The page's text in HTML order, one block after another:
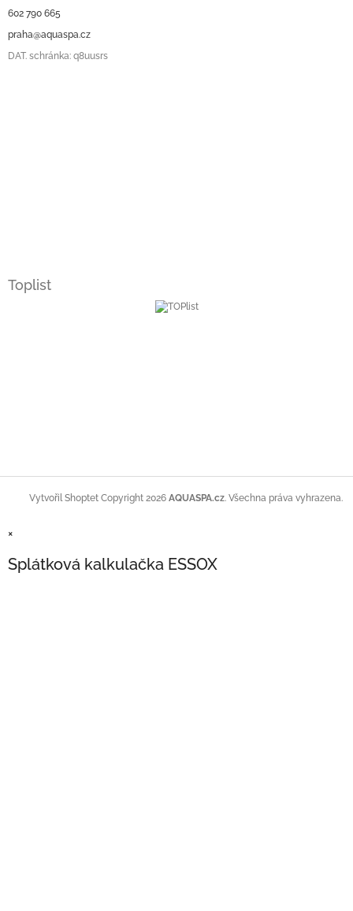
602 790 665
praha@aquaspa.cz
DAT. schránka: q8uusrs
Toplist
Vytvořil Shoptet Copyright 2026 AQUASPA.cz. Všechna práva vyhrazena.
×
Splátková kalkulačka ESSOX